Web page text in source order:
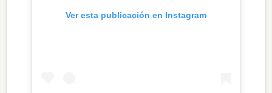
Ver esta publicación en Instagram